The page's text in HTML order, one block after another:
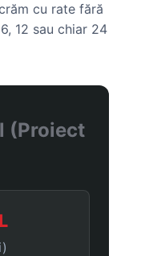
cu rate fără
12 sau chiar 24
(Proiect